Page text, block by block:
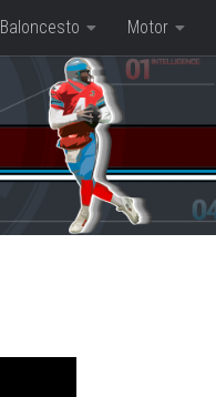
Baloncesto Motor